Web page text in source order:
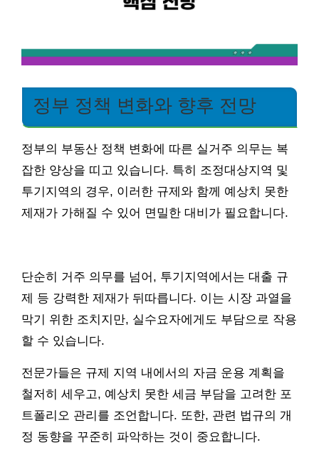
정부 정책 변화와 향후 전망
정부의 부동산 정책 변화에 따른 실거주 의무는 복
잡한 양상을 띠고 있습니다. 특히 조정대상지역 및
투기지역의 경우, 이러한 규제와 함께 예상치 못한
제재가 가해질 수 있어 면밀한 대비가 필요합니다.
단순히 거주 의무를 넘어, 투기지역에서는 대출 규
제 등 강력한 제재가 뒤따릅니다. 이는 시장 과열을
막기 위한 조치지만, 실수요자에게도 부담으로 작용
할 수 있습니다.
전문가들은 규제 지역 내에서의 자금 운용 계획을
철저히 세우고, 예상치 못한 세금 부담을 고려한 포
트폴리오 관리를 조언합니다. 또한, 관련 법규의 개
정 동향을 꾸준히 파악하는 것이 중요합니다.